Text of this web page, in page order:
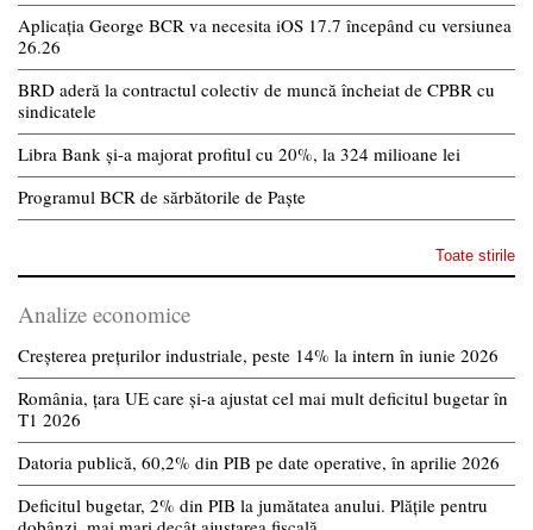
Aplicația George BCR va necesita iOS 17.7 începând cu versiunea
26.26
BRD aderă la contractul colectiv de muncă încheiat de CPBR cu
sindicatele
Libra Bank și-a majorat profitul cu 20%, la 324 milioane lei
Programul BCR de sărbătorile de Paște
Toate stirile
Analize economice
Creșterea prețurilor industriale, peste 14% la intern în iunie 2026
România, țara UE care și-a ajustat cel mai mult deficitul bugetar în
T1 2026
Datoria publică, 60,2% din PIB pe date operative, în aprilie 2026
Deficitul bugetar, 2% din PIB la jumătatea anului. Plățile pentru